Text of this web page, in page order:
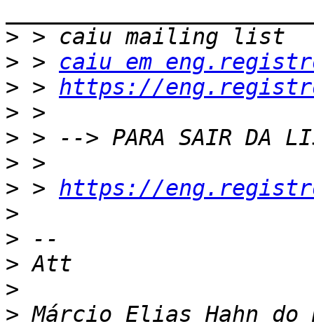
>
> > caiu em
> > https://
>
>
>
> > https://
>
>
>
>
>